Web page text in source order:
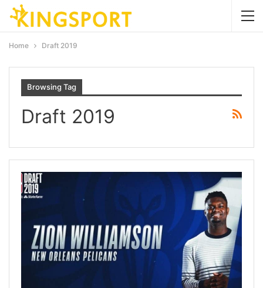
Home Draft 2019
Browsing Tag
Draft 2019